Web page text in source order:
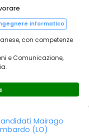
informatico
con competenze
e Comunicazione,
Mairago
(LO)